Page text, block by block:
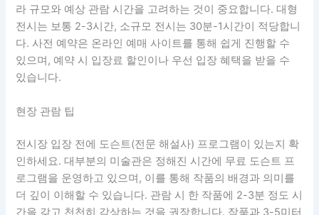
라 규모와 예상 관람 시간을 고려하는 것이 중요합니다. 대형
전시는 보통 2-3시간, 소규모 전시는 30분-1시간이 적당합니
다. 사전 예약은 온라인 예매 사이트를 통해 쉽게 진행할 수
있으며, 예약 시 입장료 할인이나 우선 입장 혜택을 받을 수
있습니다.
현장 관람 팁
전시장 입장 전에 도슨트(전문 해설사) 프로그램이 있는지 확
인하세요. 대부분의 미술관은 정해진 시간에 무료 도슨트 프
로그램을 운영하고 있으며, 이를 통해 작품의 배경과 의미를
더 깊이 이해할 수 있습니다. 관람 시 한 작품에 2-3분 정도 시
간을 갖고 천천히 감상하는 것을 권장합니다. 작품과 3-5미터